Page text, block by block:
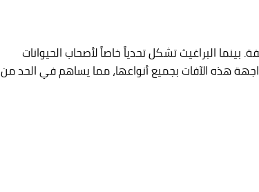
البراغيث تشكل تحدياً خاصاً لأصحاب الحيوانات
هذه الآفات بجميع أنواعها، مما يساهم في الحد من